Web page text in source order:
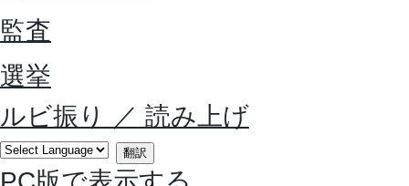
監査
選挙
ルビ振り
／ 読み上げ
翻訳